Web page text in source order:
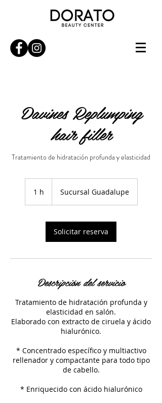
Davines Replumping
hair filler
Tratamiento de hidratación profunda y elasticidad
1 h Sucursal Guadalupe
Solicitar reserva
Descripción del servicio
Tratamiento de hidratación profunda y
elasticidad en salón.
Elaborado con extracto de ciruela y ácido
hialurónico.
* Concentrado específico y multiactivo
rellenador y compactante para todo tipo
de cabello.
* Enriquecido con ácido hialurónico